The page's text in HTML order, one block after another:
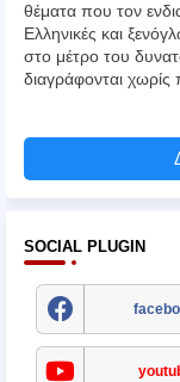
θέματα που τον
Ελληνικές και
στο μέτρο του
διαγράφονται χωρίς
SOCIAL PLUGIN